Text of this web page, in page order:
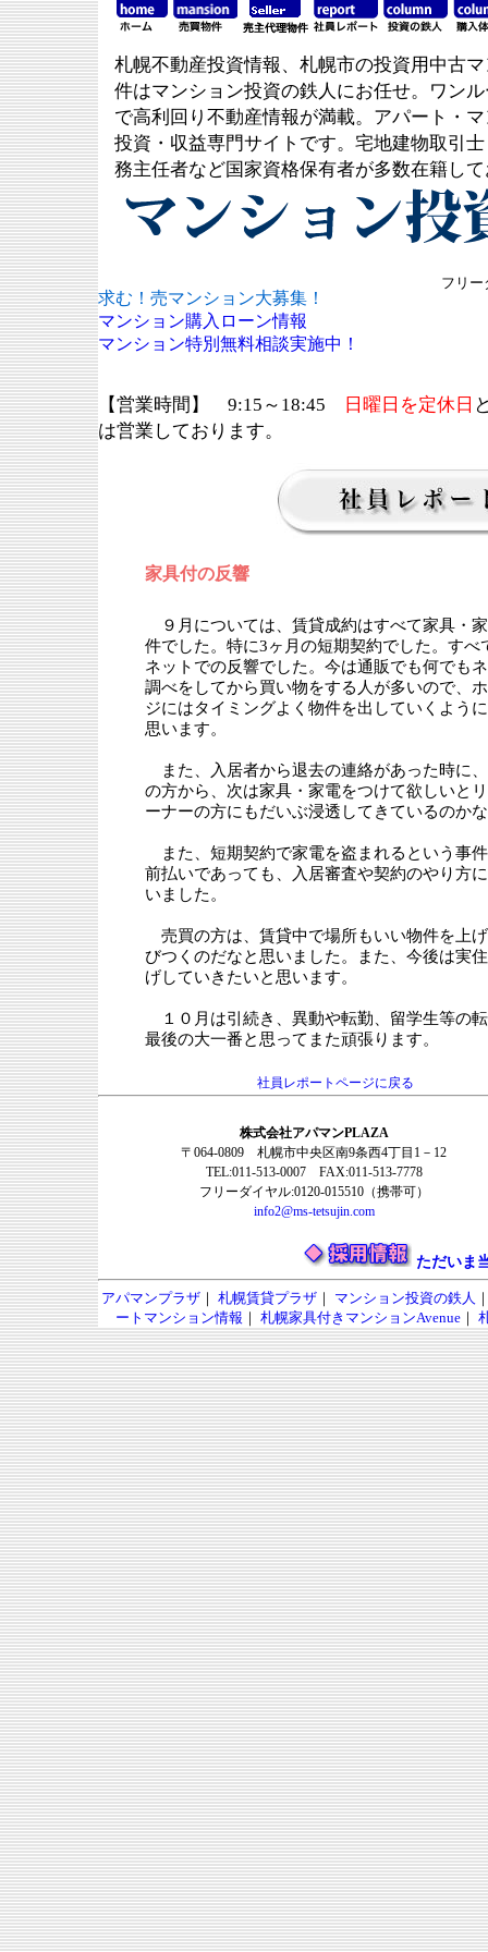
札幌不動産投資情報、札幌市の投資用中古
件はマンション投資の鉄人にお任せ。ワン
で高利回り不動産情報が満載。アパート・
投資・収益専門サイトです。宅地建物取引
務主任者など国家資格保有者が多数在籍し
求む！売マンション大募集！
マンション購入ローン情報
マンション特別無料相談実施中！
フリー
【営業時間】 9:15～18:45 日曜日を定休日
は営業しております。
家具付の反響
９月については、賃貸成約はすべて家具・
件でした。特に3ヶ月の短期契約でした。すべ
ネットでの反響でした。今は通販でも何でも
調べをしてから買い物をする人が多いので、
ジにはタイミングよく物件を出していくよう
思います。
また、入居者から退去の連絡があった時に
の方から、次は家具・家電をつけて欲しいと
ーナーの方にもだいぶ浸透してきているのか
また、短期契約で家電を盗まれるという事
前払いであっても、入居審査や契約のやり方
いました。
売買の方は、賃貸中で場所もいい物件を上
びつくのだなと思いました。また、今後は実
げしていきたいと思います。
１０月は引続き、異動や転勤、留学生等の
最後の大一番と思ってまた頑張ります。
社員レポートページに戻る
株式会社アパマンPLAZA
〒064-0809 札幌市中央区南9条西4丁目1－12
TEL:011-513-0007 FAX:011-513-7778
フリーダイヤル:0120-015510（携帯可）
info2@ms-tetsujin.com
ただいま
アパマンプラザ｜ 札幌賃貸プラザ｜ マンション投資の鉄人
ートマンション情報 ｜ 札幌家具付きマンションAvenue ｜